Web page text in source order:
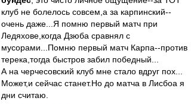
клуб не болелось совсем,а за карпинский--
очень даже...Я помню первый матч при
Ледяхове,когда Дзюба сравнял с
мусорами...Помню первый матч Карпа--против
терека,тогда быстров забил победный...
А на черчесовский клуб мне стало вдруг пох...
Может,и сейчас станет.Но до матча в Лисбоа я
дни считаю.